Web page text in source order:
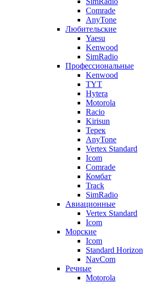
Comrade
AnyTone
Любительские
Yaesu
Kenwood
SimRadio
Профессиональные
Kenwood
TYT
Hytera
Motorola
Racio
Kirisun
Терек
AnyTone
Vertex Standard
Icom
Comrade
Комбат
Track
SimRadio
Авиационные
Vertex Standard
Icom
Морские
Icom
Standard Horizon
NavCom
Речные
Motorola